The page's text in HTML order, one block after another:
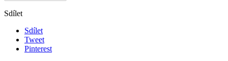
Sdílet
Sdílet
Tweet
Pinterest